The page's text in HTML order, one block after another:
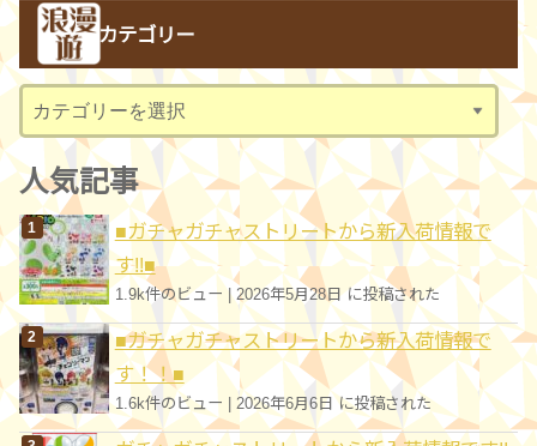
カ
ブ
カテゴリー
テ
ゴ
リ
ー
人気記事
■ガチャガチャストリートから新入荷情報で
す!!■
1.9k件のビュー | 2026年5月28日 に投稿された
■ガチャガチャストリートから新入荷情報で
す！！■
1.6k件のビュー 2026年6月6日 に投稿された